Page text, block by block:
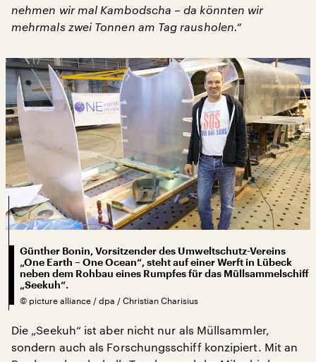
nehmen wir mal Kambodscha – da könnten wir
mehrmals zwei Tonnen am Tag rausholen.“
Günther Bonin, Vorsitzender des Umweltschutz-Vereins
„One Earth – One Ocean“, steht auf einer Werft in Lübeck
neben dem Rohbau eines Rumpfes für das Müllsammelschiff
„Seekuh“.
© picture alliance / dpa / Christian Charisius
Die „Seekuh“ ist aber nicht nur als Müllsammler,
sondern auch als Forschungsschiff konzipiert. Mit an